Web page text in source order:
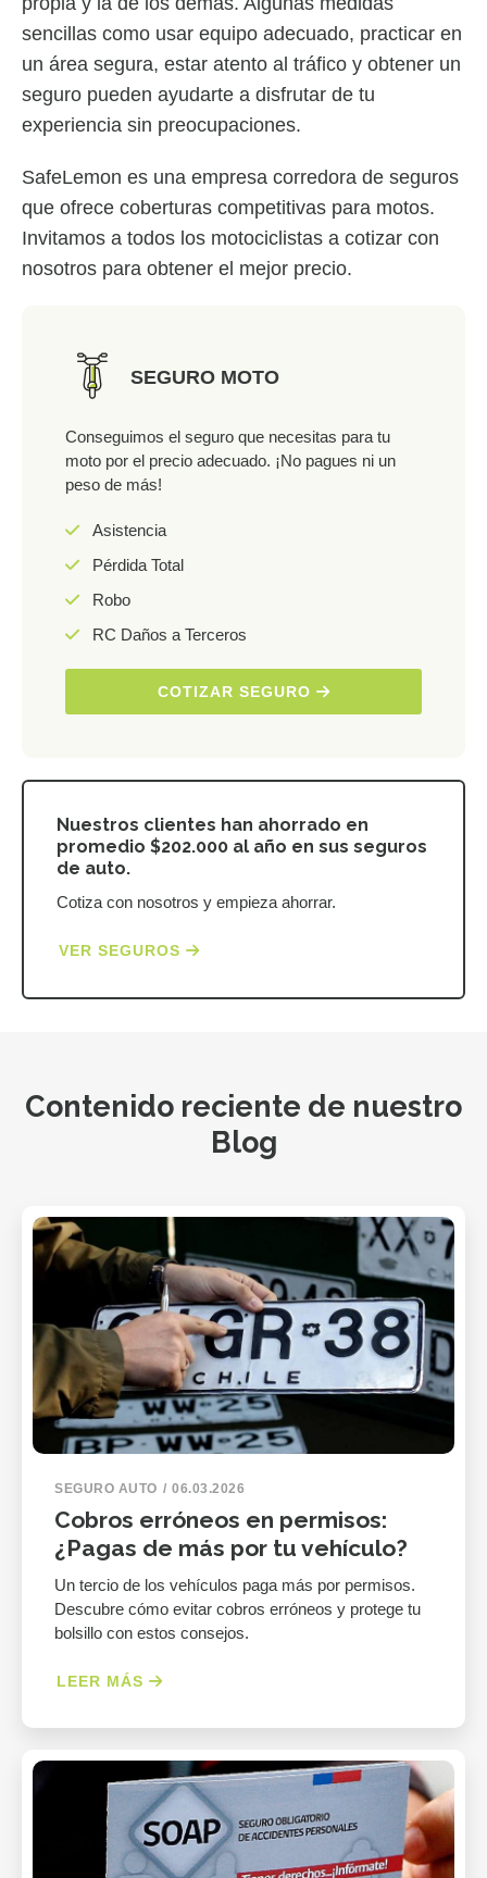
sencillas como usar equipo adecuado, practicar en
un área segura, estar atento al tráfico y obtener un
seguro pueden ayudarte a disfrutar de tu
experiencia sin preocupaciones.
SafeLemon es una empresa corredora de seguros
que ofrece coberturas competitivas para motos.
Invitamos a todos los motociclistas a cotizar con
nosotros para obtener el mejor precio.
SEGURO MOTO
Conseguimos el seguro que necesitas para tu
moto por el precio adecuado. ¡No pagues ni un
peso de más!
Asistencia
Pérdida Total
Robo
RC Daños a Terceros
COTIZAR SEGURO
Nuestros clientes han ahorrado en
promedio $202.000 al año en sus seguros
de auto.
Cotiza con nosotros y empieza ahorrar.
VER SEGUROS
Contenido reciente de nuestro
Blog
SEGURO AUTO 06.03.2026
Cobros erróneos en permisos:
¿Pagas de más por tu vehículo?
Un tercio de los vehículos paga más por permisos.
Descubre cómo evitar cobros erróneos y protege tu
bolsillo con estos consejos.
LEER MÁS